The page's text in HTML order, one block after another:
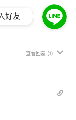
查看回覆 (1)
好友